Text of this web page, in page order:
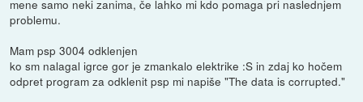
mene samo neki zanima, če lahko mi kdo pomaga pri naslednjem
problemu.
Mam psp 3004 odklenjen
ko sm nalagal igrce gor je zmankalo elektrike :S in zdaj ko hočem
odpret program za odklenit psp mi napiše "The data is corrupted."